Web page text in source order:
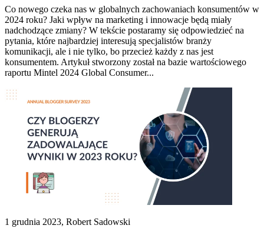
Co nowego czeka nas w globalnych zachowaniach konsumentów w
2024 roku? Jaki wpływ na marketing i innowacje będą miały
nadchodzące zmiany? W tekście postaramy się odpowiedzieć na
pytania, które najbardziej interesują specjalistów branży
komunikacji, ale i nie tylko, bo przecież każdy z nas jest
konsumentem. Artykuł stworzony został na bazie wartościowego
raportu Mintel 2024 Global Consumer...
1 grudnia 2023, Robert Sadowski